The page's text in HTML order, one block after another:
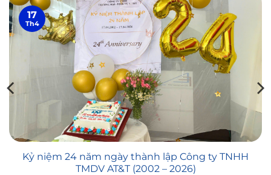
Kỷ niệm 24 năm ngày thành lập Công ty TNHH
TMDV AT&T (2002 – 2026)
17
Th4